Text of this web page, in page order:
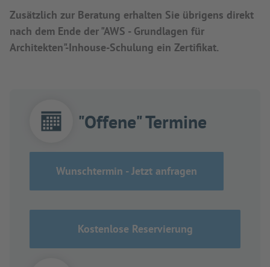
Zusätzlich zur Beratung erhalten Sie übrigens direkt
nach dem Ende der "AWS - Grundlagen für
Architekten"-Inhouse-Schulung ein Zertifikat.
"Offene" Termine
Wunschtermin - Jetzt anfragen
Kostenlose Reservierung